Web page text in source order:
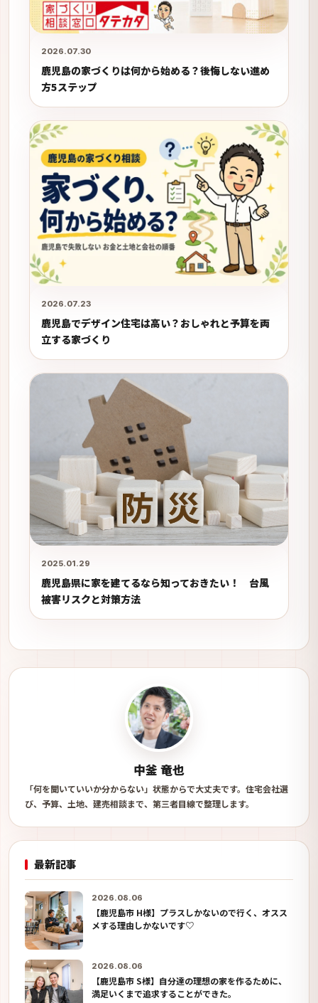
2026.07.30
鹿児島の家づくりは何から始める？後悔しない進め
方5ステップ
2026.07.23
鹿児島でデザイン住宅は高い？おしゃれと予算を両
立する家づくり
2025.01.29
鹿児島県に家を建てるなら知っておきたい！ 台風
被害リスクと対策方法
中釜 竜也
「何を聞いていいか分からない」状態からで大丈夫です。住宅会社選
び、予算、土地、建売相談まで、第三者目線で整理します。
最新記事
2026.08.06
【鹿児島市 H様】プラスしかないので行く、オスス
メする理由しかないです♡
2026.08.06
【鹿児島市 S様】自分達の理想の家を作るために、
満足いくまで追求することができた。